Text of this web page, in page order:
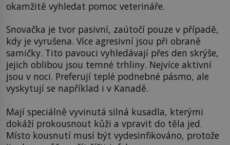
okamžitě vyhledat pomoc veterináře.
Snovačka je tvor pasivní, zaútočí pouze v případě,
kdy je vyrušena. Více agresivní jsou při obraně
samičky. Tito pavouci vyhledávají přes den skrýše,
jejich oblibou jsou temné trhliny. Nejvíce aktivní
jsou v noci. Preferují teplé podnebné pásmo, ale
vyskytují se například i v Kanadě.
Mají speciálně vyvinutá silná kusadla, kterými
dokáží prokousnout kůži a vpravit do těla jed.
Místo kousnutí musí být vydesinfikováno, protože